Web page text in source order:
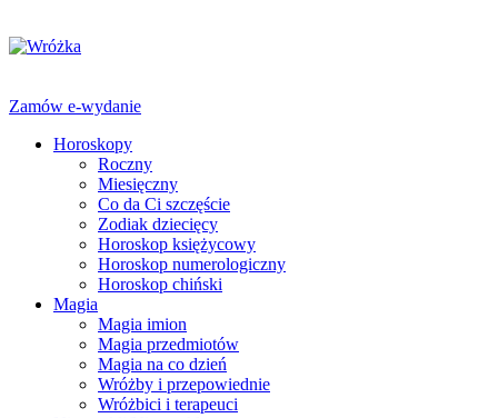
Zamów e-wydanie
Horoskopy
Roczny
Miesięczny
Co da Ci szczęście
Zodiak dziecięcy
Horoskop księżycowy
Horoskop numerologiczny
Horoskop chiński
Magia
Magia imion
Magia przedmiotów
Magia na co dzień
Wróżby i przepowiednie
Wróżbici i terapeuci